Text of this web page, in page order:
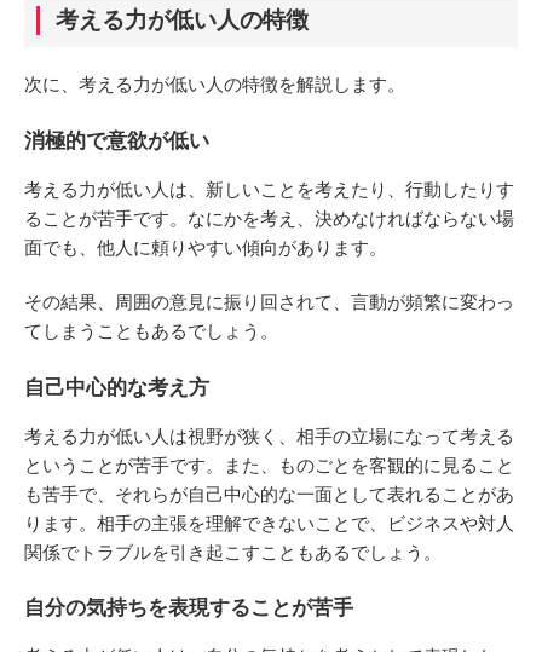
考える力が低い人の特徴
次に、考える力が低い人の特徴を解説します。
消極的で意欲が低い
考える力が低い人は、新しいことを考えたり、行動したりす
ることが苦手です。なにかを考え、決めなければならない場
面でも、他人に頼りやすい傾向があります。
その結果、周囲の意見に振り回されて、言動が頻繁に変わっ
てしまうこともあるでしょう。
自己中心的な考え方
考える力が低い人は視野が狭く、相手の立場になって考える
ということが苦手です。また、ものごとを客観的に見ること
も苦手で、それらが自己中心的な一面として表れることがあ
ります。相手の主張を理解できないことで、ビジネスや対人
関係でトラブルを引き起こすこともあるでしょう。
自分の気持ちを表現することが苦手